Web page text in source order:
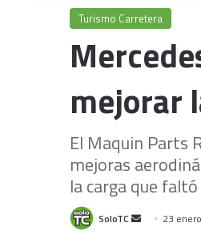
Turismo Carretera
mejorar
El Maquin Parts
mejoras
la carga que
SoloTC
Send 23